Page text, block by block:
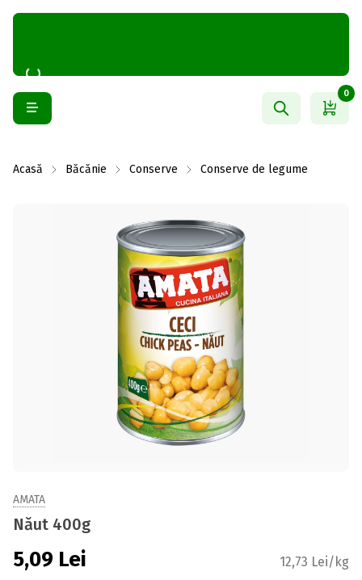
0
Acasă Băcănie Conserve Conserve de legume
AMATA
Năut 400g
5,09 Lei 12,73 Lei/kg